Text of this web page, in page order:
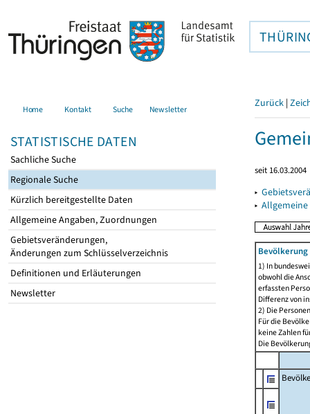
Home Kontakt Suche Newsletter
STATISTISCHE DATEN
Sachliche Suche
Regionale Suche
Kürzlich bereitgestellte Daten
Allgemeine Angaben, Zuordnungen
Gebietsveränderungen,
Änderungen zum Schlüsselverzeichnis
Definitionen und Erläuterungen
Newsletter
Zurück |
seit 16.03.2004
▸
▸
1) In
obwohl die
erfassten
Differenz von
2) Die
Für die
keine Zahlen
Die